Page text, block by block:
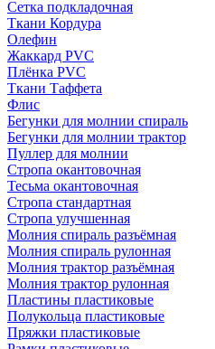
Сетка подкладочная
Ткани Кордура
Олефин
Жаккард PVC
Плёнка PVC
Ткани Таффета
Флис
Бегунки для молнии спираль
Бегунки для молнии трактор
Пуллер для молнии
Стропа окантовочная
Тесьма окантовочная
Стропа стандартная
Стропа улучшенная
Молния спираль разъёмная
Молния спираль рулонная
Молния трактор разъёмная
Молния трактор рулонная
Пластины пластиковые
Полукольца пластиковые
Пряжки пластиковые